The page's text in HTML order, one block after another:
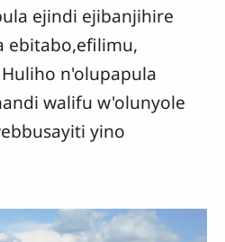
ejindi ejibanjihire
ebitabo,efilimu,
n'olupapula
walifu w'olunyole
yino